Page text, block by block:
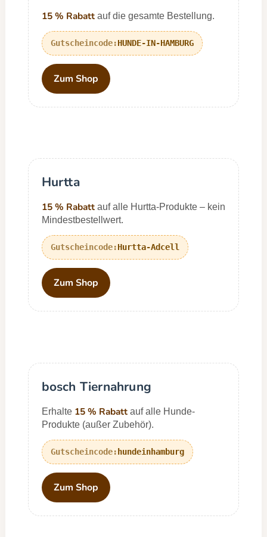
15 % Rabattauf die gesamte Bestellung.
HUNDE-IN-HAMBURG
Zum Shop
Hurtta
15 % Rabattauf alle Hurtta-Produkte – kein
Mindestbestellwert.
Hurtta-Adcell
Zum Shop
bosch Tiernahrung
Erhalte 15 % Rabattauf alle Hunde-
Produkte (außer Zubehör).
hundeinhamburg
Zum Shop